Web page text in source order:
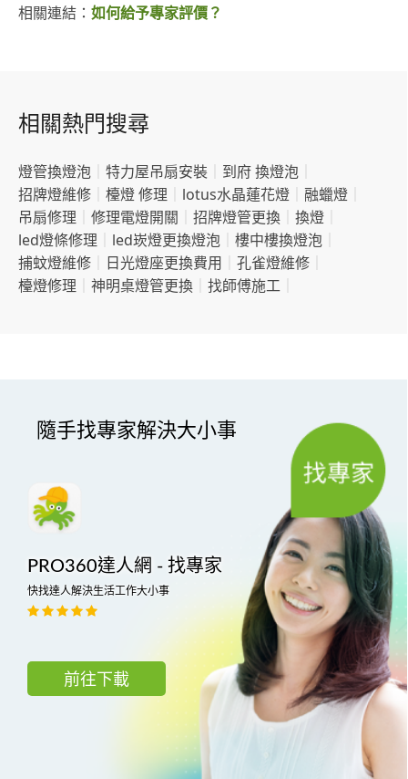
相關連結： 如何給予專家評價？
相關熱門搜尋
燈管換燈泡 特力屋吊扇安裝 到府 換燈泡
招牌燈維修
檯燈 修理 lotus水晶蓮花燈 融蠟燈
吊扇修理
修理電燈開關 招牌燈管更換 換燈
led燈條修理
led崁燈更換燈泡 樓中樓換燈泡
捕蚊燈維修
日光燈座更換費用 孔雀燈維修
檯燈修理
神明桌燈管更換 找師傅施工
隨手找專家解決大小事
PRO360達人網 - 找專家
快找達人解決生活工作大小事
前往下載